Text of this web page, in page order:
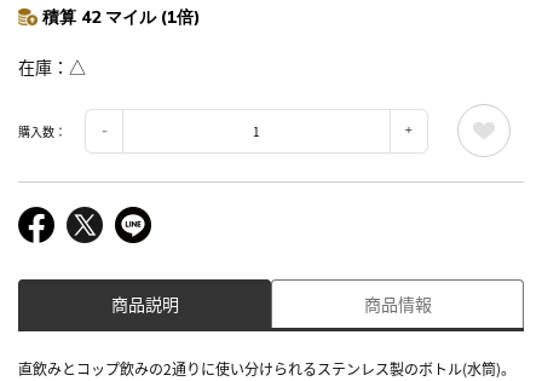
積算 42 マイル (1倍)
在庫 △
購入数：
商品説明 商品情報
直飲みとコップ飲みの2通りに使い分けられるステンレス製のボトル(水筒)。